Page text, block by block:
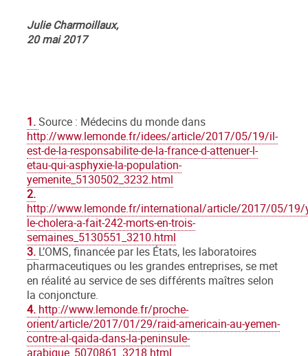
Julie Charmoillaux,
20 mai 2017
1.Source : Médecins du monde dans
http://www.lemonde.fr/idees/article/2017/05/19/il-
est-de-la-responsabilite-de-la-france-d-attenuer-l-
etau-qui-asphyxie-la-population-
yemenite_5130502_3232.html
2.
http://www.lemonde.fr/international/article/2017/05/19/
le-cholera-a-fait-242-morts-en-trois-
semaines_5130551_3210.html
3. L’OMS, financée par les États, les laboratoires
pharmaceutiques ou les grandes entreprises, se met
en réalité au service de ses différents maîtres selon
la conjoncture.
4. http://www.lemonde.fr/proche-
orient/article/2017/01/29/raid-americain-au-yemen-
contre-al-qaida-dans-la-peninsule-
arabique_5070861_3218.html